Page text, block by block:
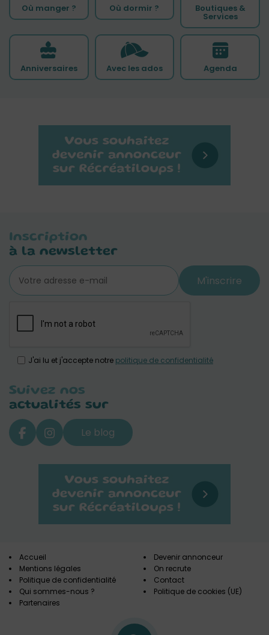
Où manger ? Où dormir ? Boutiques &
Services
Anniversaires Avec les ados Agenda
Inscription
à la newsletter
M'inscrire
J'ai lu et j'accepte notre politique de confidentialité
Suivez nos
actualités sur
Le blog
Accueil
Mentions légales
Politique de confidentialité
Qui sommes-nous ?
Partenaires
Devenir annonceur
On recrute
Contact
Politique de cookies (UE)